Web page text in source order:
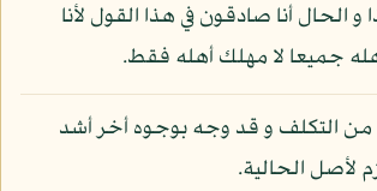
و الحال أنا صادقون في هذا القول لأنا
جميعا لا مهلك أهله فقط.
من التكلف و قد وجه بوجوه أخر أشد
لأصل الحالية.